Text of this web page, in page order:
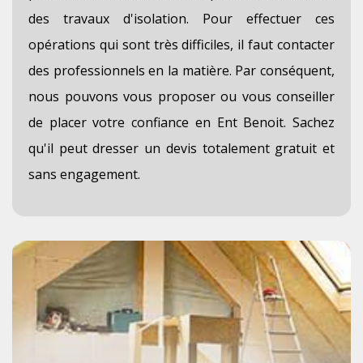
des travaux d'isolation. Pour effectuer ces
opérations qui sont très difficiles, il faut contacter
des professionnels en la matière. Par conséquent,
nous pouvons vous proposer ou vous conseiller
de placer votre confiance en Ent Benoit. Sachez
qu'il peut dresser un devis totalement gratuit et
sans engagement.